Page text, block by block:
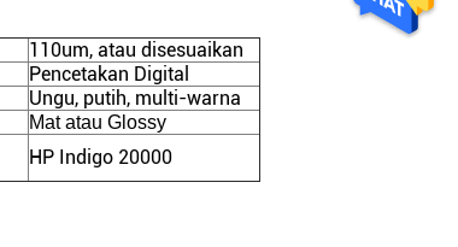
110um, atau disesuaikan
Pencetakan Digital
Ungu, putih, multi-warna
Mat atau Glossy
HP Indigo 20000